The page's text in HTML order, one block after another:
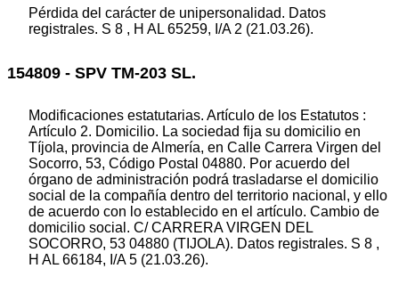
Pérdida del carácter de unipersonalidad. Datos
registrales. S 8 , H AL 65259, I/A 2 (21.03.26).
154809 - SPV TM-203 SL.
Modificaciones estatutarias. Artículo de los Estatutos :
Artículo 2. Domicilio. La sociedad fija su domicilio en
Tíjola, provincia de Almería, en Calle Carrera Virgen del
Socorro, 53, Código Postal 04880. Por acuerdo del
órgano de administración podrá trasladarse el domicilio
social de la compañía dentro del territorio nacional, y ello
de acuerdo con lo establecido en el artículo. Cambio de
domicilio social. C/ CARRERA VIRGEN DEL
SOCORRO, 53 04880 (TIJOLA). Datos registrales. S 8 ,
H AL 66184, I/A 5 (21.03.26).